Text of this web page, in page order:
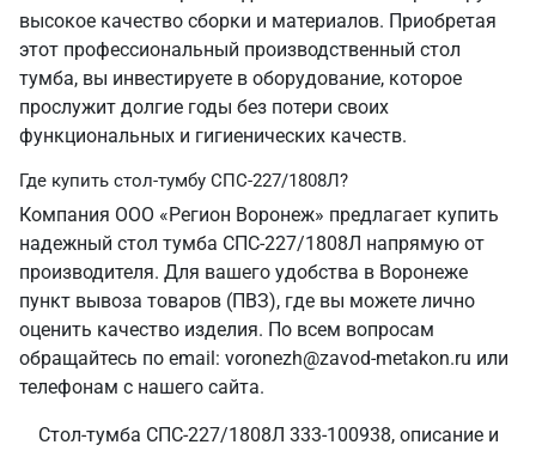
высокое качество сборки и материалов. Приобретая
этот профессиональный производственный стол
тумба, вы инвестируете в оборудование, которое
прослужит долгие годы без потери своих
функциональных и гигиенических качеств.
Где купить стол-тумбу СПС-227/1808Л?
Компания ООО «Регион Воронеж» предлагает купить
надежный стол тумба СПС-227/1808Л напрямую от
производителя. Для вашего удобства в Воронеже
пункт вывоза товаров (ПВЗ), где вы можете лично
оценить качество изделия. По всем вопросам
обращайтесь по email: voronezh@zavod-metakon.ru или
телефонам с нашего сайта.
Стол-тумба СПС-227/1808Л 333-100938, описание и